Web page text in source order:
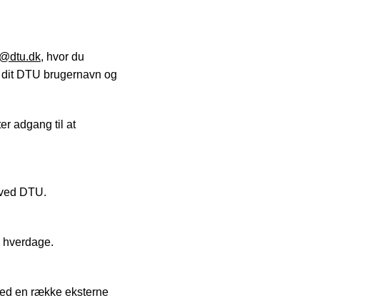
, hvor du
DTU brugernavn og
adgang til at
DTU.
en række eksterne